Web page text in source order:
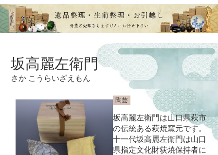
坂高麗左衛門
さか こうらいざえもん
陶芸
坂高麗左衛門は山口県萩市
の伝統ある萩焼窯元です。
十一代坂高麗左衛門は山口
県指定文化財荻焼保持者に